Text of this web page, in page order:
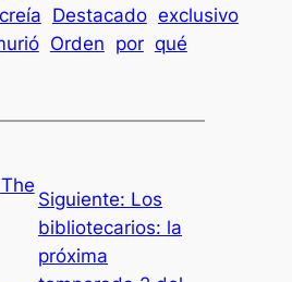
creía Destacado exclusivo
Orden por qué
The
Siguiente: Los
bibliotecarios: la
próxima